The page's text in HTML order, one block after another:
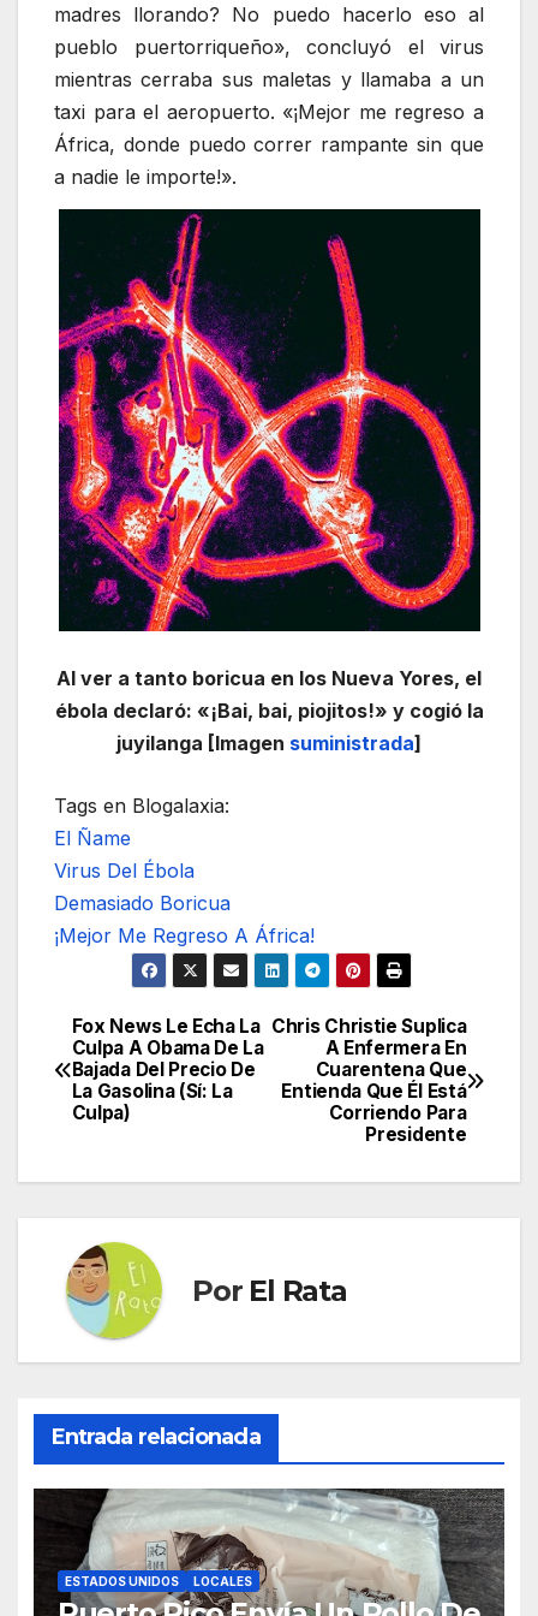
madres llorando? No puedo hacerlo eso al
pueblo puertorriqueño», concluyó el virus
mientras cerraba sus maletas y llamaba a un
taxi para el aeropuerto. «¡Mejor me regreso a
África, donde puedo correr rampante sin que
a nadie le importe!».
Al ver a tanto boricua en los Nueva Yores, el
ébola declaró: «¡Bai, bai, piojitos!» y cogió la
juyilanga [Imagen suministrada]
Tags en Blogalaxia:
El Ñame
Virus Del Ébola
Demasiado Boricua
¡Mejor Me Regreso A África!
Navegación
de
entradas
Chris Christie Suplica
A Enfermera En
Cuarentena Que
Entienda Que Él Está
Corriendo Para
Presidente
Fox News Le Echa La
Culpa A Obama De La
Bajada Del Precio De
La Gasolina (Sí: La
Culpa)
Por El Rata
Entrada relacionada
ESTADOS UNIDOS LOCALES